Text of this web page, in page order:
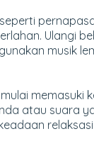
Ulangi
musik
atau suara